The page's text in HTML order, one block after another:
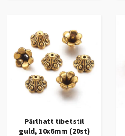
Pärlhatt tibetstil
guld, 10x6mm (20st)